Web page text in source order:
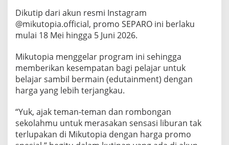
a
r
u
h
H
a
r
a
d
i
Dikutip dari akun resmi Instagram
@mikutopia.official, promo SEPARO ini berlaku
mulai 18 Mei hingga 5 Juni 2026.
Mikutopia menggelar program ini sehingga
memberikan kesempatan bagi pelajar untuk
belajar sambil bermain (edutainment) dengan
harga yang lebih terjangkau.
“Yuk, ajak teman-teman dan rombongan
sekolahmu untuk merasakan sensasi liburan tak
terlupakan di Mikutopia dengan harga promo